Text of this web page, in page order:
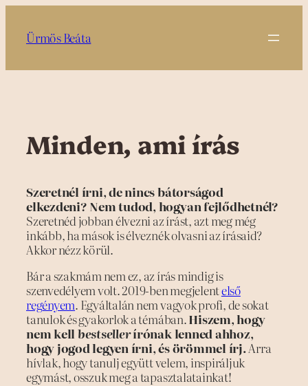
tartalomhoz
Ürmös Beáta
Minden, ami írás
Szeretnél írni, de nincs bátorságod
elkezdeni? Nem tudod, hogyan fejlődhetnél?
Szeretnéd jobban élvezni az írást, azt meg még
inkább, ha mások is élveznék olvasni az írásaid?
Akkor nézz körül.
Bár a szakmám nem ez, az írás mindig is
szenvedélyem volt. 2019-ben megjelentelső
regényem. Egyáltalán nem vagyok profi, de sokat
tanulok és gyakorlok a témában.Hiszem, hogy
nem kellbestsellerírónak lenned ahhoz,
hogy jogod legyen írni, és örömmel írj.Arra
hívlak, hogy tanulj együtt velem, inspiráljuk
egymást, osszuk meg a tapasztalatainkat!